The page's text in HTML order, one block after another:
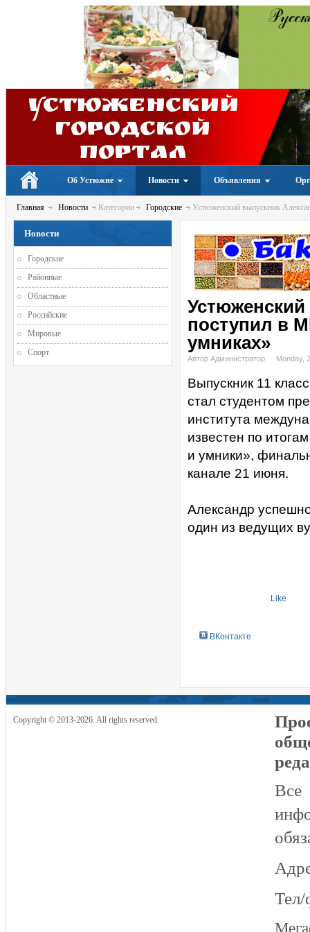
Устюженский
Городской
портал
Об Устюжне Новости Объявления
Главная Новости Категории Городские Устюженский выпускник
поступил в
умниках»
Автор Администратор Monday,
Выпускник 11
стал студентом
института
известен по
и умники»,
канале 21 июня.
Александр
один из ведущих
Like
ВКонтакте
Новости
Городские
Районные
Областные
Российские
Мировые
Спорт
Copyright © 2013-2026. All rights reserved.